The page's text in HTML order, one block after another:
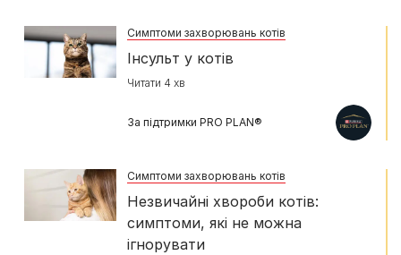
Симптоми захворювань котів
Інсульт у котів
Читати 4 хв
За підтримки PRO PLAN®
Симптоми захворювань котів
Незвичайні хвороби котів:
симптоми, які не можна
ігнорувати